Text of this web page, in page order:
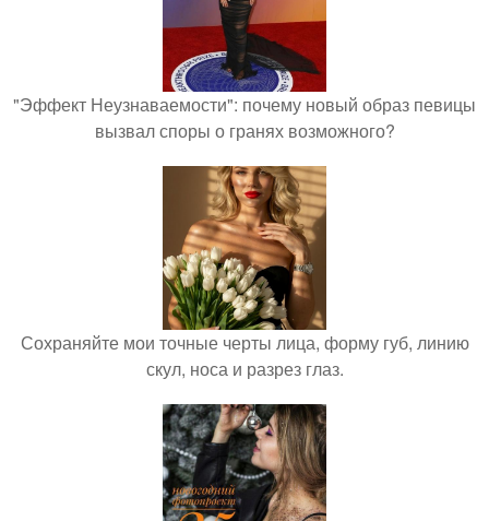
"Эффект Неузнаваемости": почему новый образ певицы
вызвал споры о гранях возможного?
Сохраняйте мои точные черты лица, форму губ, линию
скул, носа и разрез глаз.